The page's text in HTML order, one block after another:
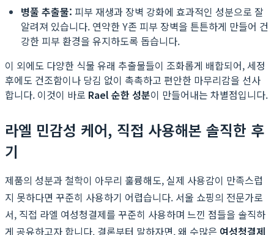
병풀 추출물: 피부 재생과 장벽 강화에 효과적인 성분으로 잘
알려져 있습니다. 연약한 Y존 피부 장벽을 튼튼하게 만들어 건
강한 피부 환경을 유지하도록 돕습니다.
이 외에도 다양한 식물 유래 추출물들이 조화롭게 배합되어, 세정
후에도 건조함이나 당김 없이 촉촉하고 편안한 마무리감을 선사
합니다. 이것이 바로 Rael 순한 성분이 만들어내는 차별점입니다.
라엘 민감성 케어, 직접 사용해본 솔직한 후
기
제품의 성분과 철학이 아무리 훌륭해도, 실제 사용감이 만족스럽
지 못하다면 꾸준히 사용하기 어렵습니다. 서울 쇼핑의 전문가로
서, 직접 라엘 여성청결제를 꾸준히 사용하며 느낀 점들을 솔직하
게 공유하고자 합니다. 결론부터 말하자면, 왜 수많은 여성청결제